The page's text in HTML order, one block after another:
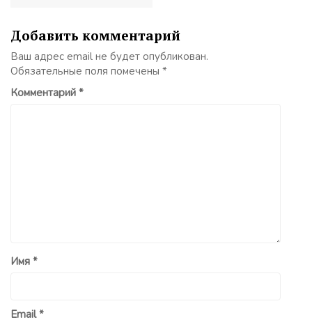
Добавить комментарий
Ваш адрес email не будет опубликован.
Обязательные поля помечены *
Комментарий *
Имя *
Email*